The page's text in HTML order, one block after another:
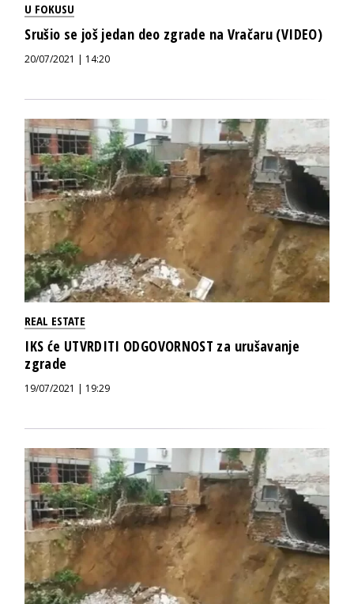
U FOKUSU
Srušio se još jedan deo zgrade na Vračaru (VIDEO)
20/07/2021 | 14:20
REAL ESTATE
IKS će UTVRDITI ODGOVORNOST za urušavanje
zgrade
19/07/2021 | 19:29